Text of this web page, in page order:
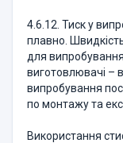
4.6.12. Тиск у
плавно.
для
виготовлювачі –
випробування
по монтажу та
Використання